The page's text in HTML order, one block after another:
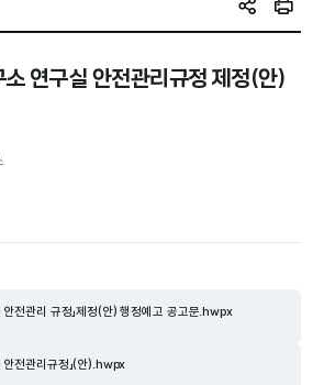
SNS 공유인쇄
연구실 안전관리규정 제정(안)
안전관리 규정」제정(안) 행정예고 공고문.hwpx
안전관리규정」(안).hwpx